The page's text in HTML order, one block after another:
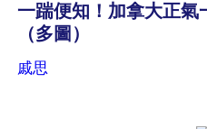
一踹便知！加拿大正氣
（多圖）
戚思